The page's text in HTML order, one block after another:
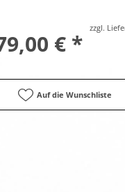
€ *
zzgl.
Auf die Wunschliste